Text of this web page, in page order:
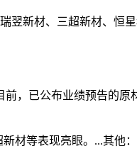
新材、三超新材、恒
，已公布业绩预告的
等表现亮眼。...其他